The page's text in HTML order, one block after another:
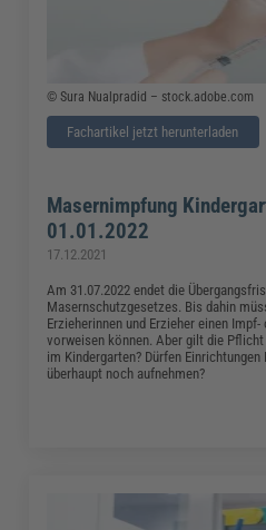
© Sura Nualpradid – stock.adobe.com
Fachartikel jetzt herunterladen
Masernimpfung
01.01.2022
17.12.2021
Am 31.07.2022 endet die
Masernschutzgesetzes. Bis dahin
Erzieherinnen und Erzieher einen
vorweisen können. Aber gilt die
im Kindergarten? Dürfen
überhaupt noch aufnehmen?